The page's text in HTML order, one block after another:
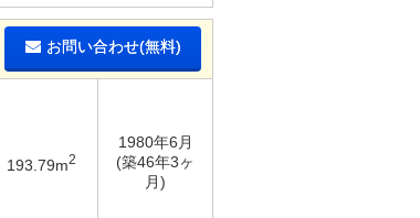
お問い合わせ(無料)
193.79m2
1980年6月
(築46年3ヶ
月)